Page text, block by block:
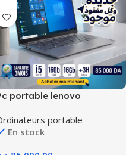
portable lenovo
portable
En stock